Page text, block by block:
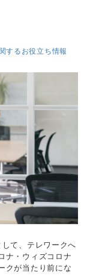
するお役立ち情報
て、テレワークへ
ナ・ウィズコロナ
クが当たり前にな